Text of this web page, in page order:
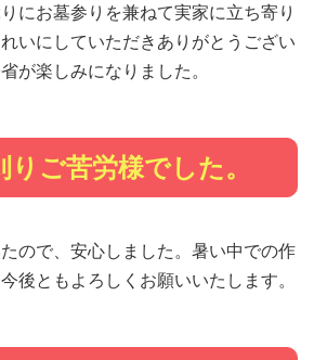
にお墓参りを兼ねて実家に立ち寄り
いにしていただきありがとうござい
が楽しみになりました。
ご苦労様でした。
ので、安心しました。暑い中での作
後ともよろしくお願いいたします。